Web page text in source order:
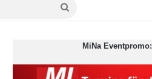
MiNa Eventpromo: